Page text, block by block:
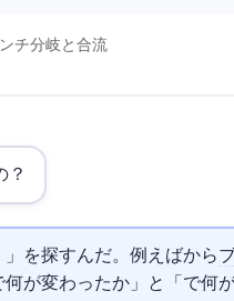
ブランチ分岐と合流
？
）」を探すんだ。例えばmainからfeature
が変わったか」と「featureで何